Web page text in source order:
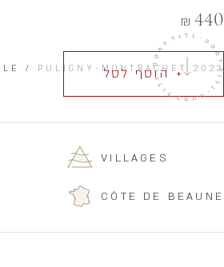
/ PULIGNY-MONTRACHET 2023
440
₪
+ הוסף לסל
VILLAGES
CÔTE DE BEAUNE